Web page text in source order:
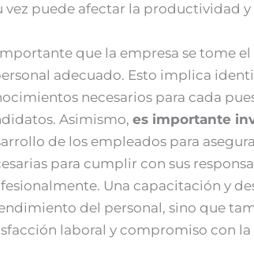
vez puede afectar la productividad
que la empresa se tome
adecuado. Esto implica
necesarios para cada
Asimismo, es importante
de los empleados para
para cumplir con sus
Una capacitación y
del personal, sino que
laboral y compromiso con la